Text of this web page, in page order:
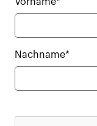
Nachname*